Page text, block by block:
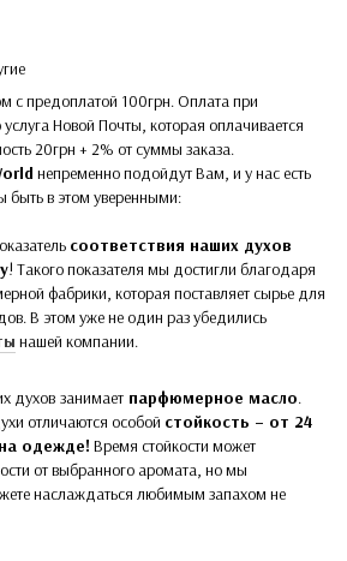
предоплатой 100грн. Оплата при
Новой Почты, которая оплачивается
20грн + 2% от суммы заказа.
непременно подойдут Вам, и у нас есть
быть в этом уверенными:
соответствия наших духов
! Такого показателя мы достигли благодаря
фабрики, которая поставляет сырье для
В этом уже не один раз убедились
нашей компании.
духов занимает парфюмерное масло.
отличаются особой стойкость – от 24
одежде! Время стойкости может
от выбранного аромата, но мы
наслаждаться любимым запахом не